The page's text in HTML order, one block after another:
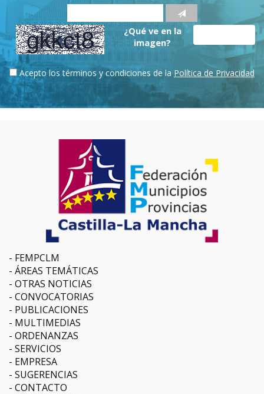
¿Qué ve en la
imagen?
Acepto los términos y condiciones de la Política de Privacidad
FEMPCLM
ÁREAS TEMÁTICAS
OTRAS NOTICIAS
CONVOCATORIAS
PUBLICACIONES
MULTIMEDIAS
ORDENANZAS
SERVICIOS
EMPRESA
SUGERENCIAS
CONTACTO